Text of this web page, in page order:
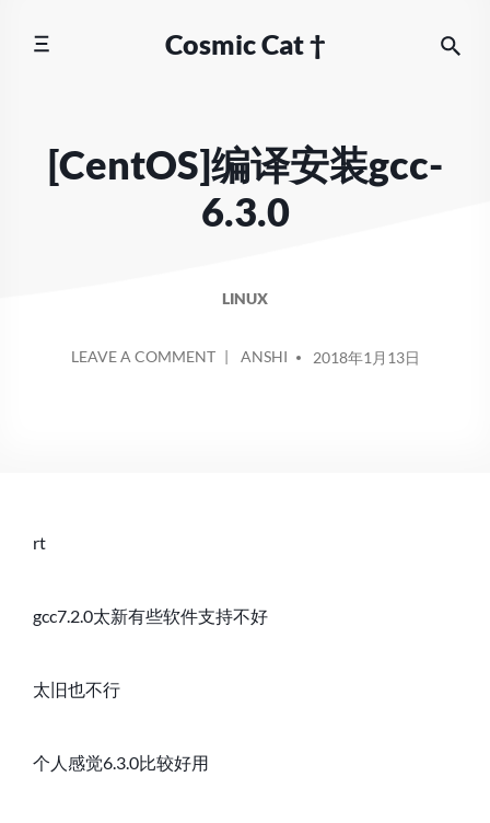
Cosmic Cat †
[CentOS]编译安装gcc-
6.3.0
LINUX
LEAVE A COMMENTON
BY
ANSHI 2018年1月13日
rt
gcc7.2.0太新有些软件支持不好
太旧也不行
个人感觉6.3.0比较好用